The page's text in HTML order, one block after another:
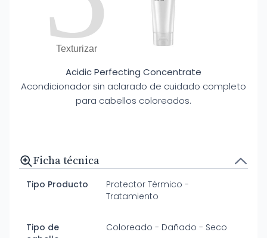
Texturizar
Acidic Perfecting Concentrate
Acondicionador sin aclarado de cuidado completo
para cabellos coloreados.
Ficha técnica
Tipo Producto
Protector Térmico -
Tratamiento
Tipo de
Coloreado - Dañado - Seco